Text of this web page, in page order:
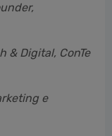
& Digital, ConTe
e